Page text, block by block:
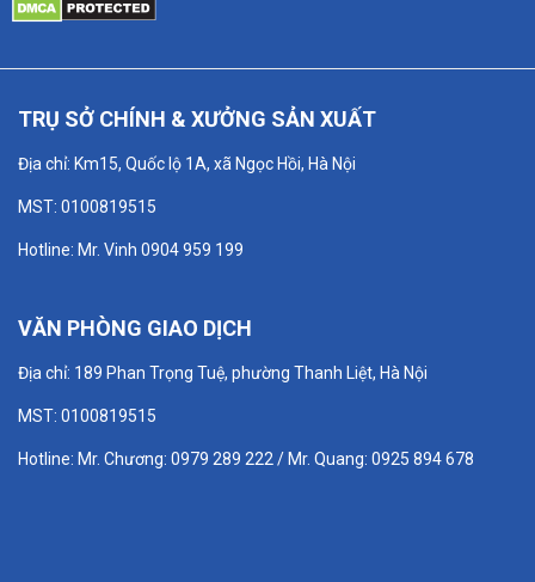
TRỤ SỞ CHÍNH & XƯỞNG SẢN XUẤT
Địa chỉ: Km15, Quốc lộ 1A, xã Ngọc Hồi, Hà Nội
MST: 0100819515
Hotline: Mr. Vinh 0904 959 199
VĂN PHÒNG GIAO DỊCH
Địa chỉ: 189 Phan Trọng Tuệ, phường Thanh Liệt, Hà Nội
MST: 0100819515
Hotline: Mr. Chương: 0979 289 222 / Mr. Quang: 0925 894 678